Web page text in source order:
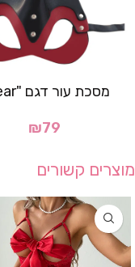
מסכת עור דגם "Bear"
₪79
מוצרים קשורים